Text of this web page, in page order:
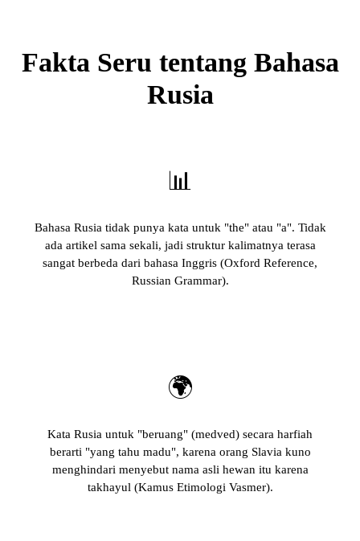
Fakta Seru tentang Bahasa
Rusia
📊
Bahasa Rusia tidak punya kata untuk "the" atau "a". Tidak
ada artikel sama sekali, jadi struktur kalimatnya terasa
sangat berbeda dari bahasa Inggris (Oxford Reference,
Russian Grammar).
🌍
Kata Rusia untuk "beruang" (medved) secara harfiah
berarti "yang tahu madu", karena orang Slavia kuno
menghindari menyebut nama asli hewan itu karena
takhayul (Kamus Etimologi Vasmer).